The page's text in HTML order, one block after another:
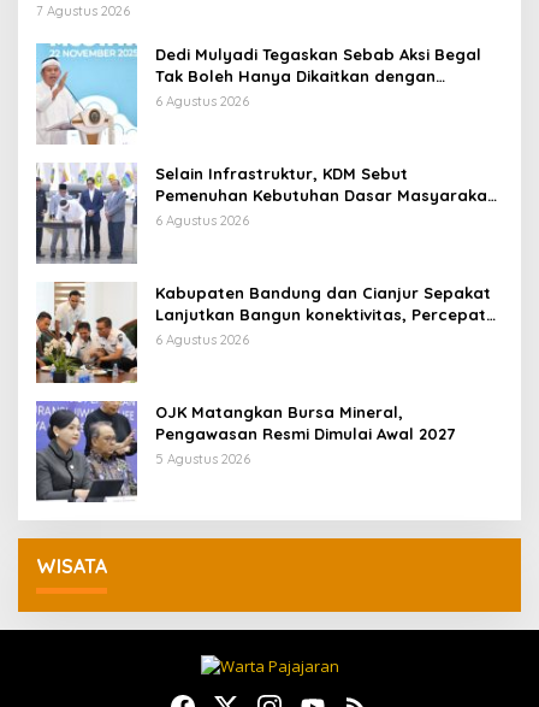
7 Agustus 2026
Dedi Mulyadi Tegaskan Sebab Aksi Begal
Tak Boleh Hanya Dikaitkan dengan
Ekonomi
6 Agustus 2026
Selain Infrastruktur, KDM Sebut
Pemenuhan Kebutuhan Dasar Masyarakat
Jadi Fokus APBD Jabar 2027
6 Agustus 2026
Kabupaten Bandung dan Cianjur Sepakat
Lanjutkan Bangun konektivitas, Percepat
Pertumbuhan Ekonomi Daerah
6 Agustus 2026
OJK Matangkan Bursa Mineral,
Pengawasan Resmi Dimulai Awal 2027
5 Agustus 2026
WISATA